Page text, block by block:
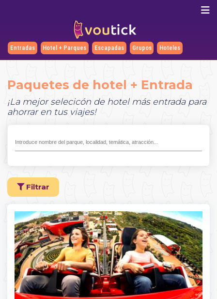
Entradas Hotel + Parques Escapadas Grupos Hoteles
Paquetes de hotel + Entrada
¡La mejor selecicón de hotel más entrada para
ahorrar en tus viajes!
Filtrar